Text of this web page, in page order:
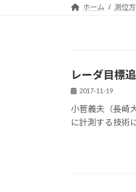
ホーム 測位
レーダ目標
2017-11-19
小菅義夫（長崎
に計測する技術